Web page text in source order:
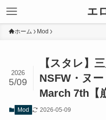
エ
ホーム Mod
【スタレ】
NSFW・ヌー
March 7th【
2026
5/09
Mod 2026-05-09